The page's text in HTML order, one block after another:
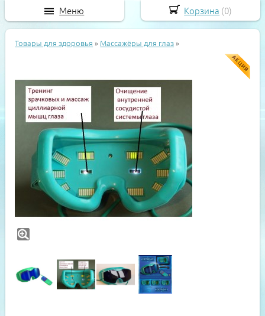
Товары для здоровья » Массажёры для глаз»
Корзина (0)
Меню